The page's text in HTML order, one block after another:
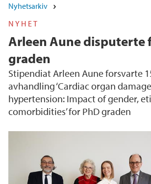
Nyhetsarkiv
NYHET
Arleen Aune disputerte
graden
Stipendiat Arleen Aune forsvarte
avhandling ‘Cardiac organ
hypertension: Impact of gender,
comorbidities’ for PhD graden